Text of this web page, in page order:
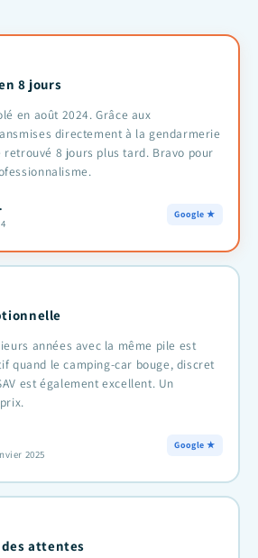
8 jours
en août 2024. Grâce aux
directement à la gendarmerie
retrouvé 8 jours plus tard. Bravo pour
Google ★
années avec la même pile est
quand le camping-car bouge, discret
est également excellent. Un
2025
Google ★
des attentes